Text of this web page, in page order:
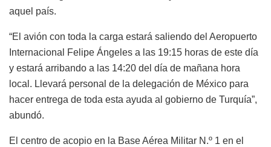
aquel país.
“El avión con toda la carga estará saliendo del Aeropuerto
Internacional Felipe Ángeles a las 19:15 horas de este día
y estará arribando a las 14:20 del día de mañana hora
local. Llevará personal de la delegación de México para
hacer entrega de toda esta ayuda al gobierno de Turquía”,
abundó.
El centro de acopio en la Base Aérea Militar N.º 1 en el